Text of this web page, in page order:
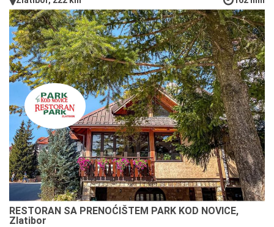
RESTORAN SA PRENOĆIŠTEM PARK KOD NOVICE,
Zlatibor